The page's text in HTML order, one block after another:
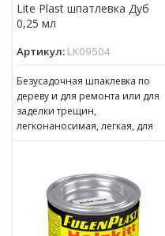
Lite Plast шпатлевка Дуб
0,25 мл
Артикул: LK09504
Безусадочная шпаклевка по
дереву и для ремонта или для
заделки трещин,
легконаносимая, легкая, для
наружных и внутренних работ.